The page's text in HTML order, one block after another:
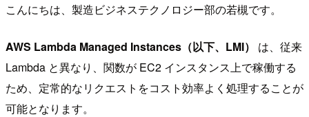
こんにちは、製造ビジネステクノロジー部の若槻です。
AWS Lambda Managed Instances（以下、LMI）
は、従来
Lambda と異なり、関数が EC2 インスタンス上で稼働する
ため、定常的なリクエストをコスト効率よく処理することが
可能となります。